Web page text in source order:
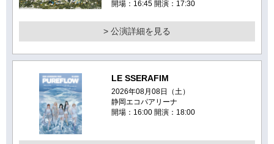
開場：16:45 開演：17:30
> 公演詳細を見る
LE SSERAFIM
2026年08月08日（土）
静岡エコパアリーナ
開場：16:00 開演：18:00